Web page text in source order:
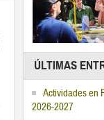
ÚLTIMAS
Actividades en
2026-2027